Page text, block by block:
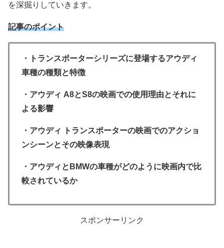
を深掘りしていきます。
記事のポイント
・トランスポーターシリーズに登場するアウディ
車種の種類と特徴
・アウディ A8とS8の映画での使用理由とそれに
よる影響
・アウディ トランスポーターの映画でのアクショ
ンシーンとその映像表現
・アウディとBMWの車種がどのように映画内で比
較されているか
スポンサーリンク